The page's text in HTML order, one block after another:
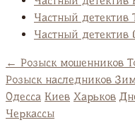
Частный детектив
Частный детектив
← Розыск мошенников
Розыск наследников
Одесса Киев Харьков
Черкассы